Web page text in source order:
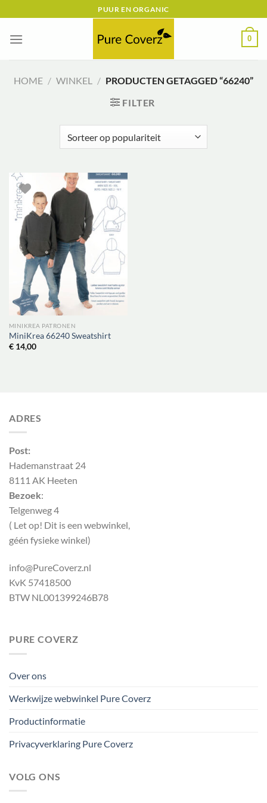
naar
inhoud
PUUR EN ORGANIC
0
HOME / WINKEL / PRODUCTEN GETAGGED “66240”
FILTER
MINIKREA PATRONEN
MiniKrea 66240 Sweatshirt
€14,00
ADRES
Post:
Hademanstraat 24
8111 AK Heeten
Bezoek:
Telgenweg 4
( Let op! Dit is een webwinkel,
géén fysieke winkel)
info@PureCoverz.nl
KvK 57418500
BTW NL001399246B78
PURE COVERZ
Over ons
Werkwijze webwinkel Pure Coverz
Productinformatie
Privacyverklaring Pure Coverz
VOLG ONS